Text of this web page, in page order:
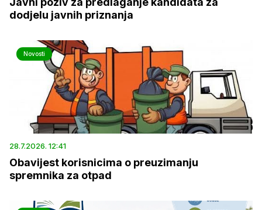
dodjelu javnih priznanja
Novosti
28.7.2026. 12:41
Obavijest korisnicima o preuzimanju
spremnika za otpad